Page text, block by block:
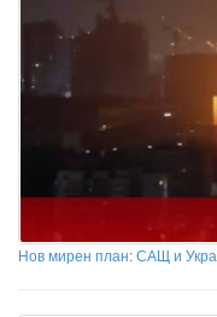
Нов мирен план: САЩ и